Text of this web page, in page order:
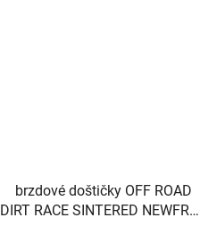
brzdové doštičky OFF ROAD
DIRT RACE SINTERED NEWFREN